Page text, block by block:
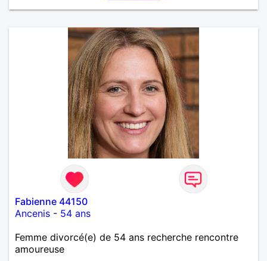
Fabienne 44150
Ancenis - 54 ans
Femme divorcé(e) de 54 ans recherche rencontre
amoureuse